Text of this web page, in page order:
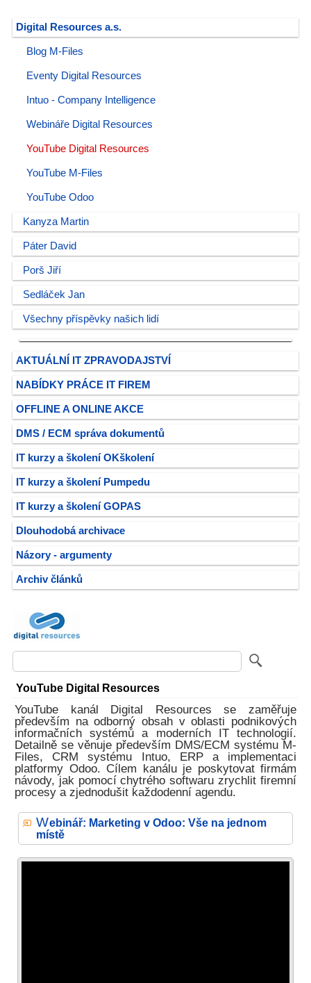
Digital Resources a.s.
Blog M-Files
Eventy Digital Resources
Intuo - Company Intelligence
Webináře Digital Resources
YouTube Digital Resources
YouTube M-Files
YouTube Odoo
Kanyza Martin
Páter David
Porš Jiří
Sedláček Jan
Všechny příspěvky našich lidí
AKTUÁLNÍ IT ZPRAVODAJSTVÍ
NABÍDKY PRÁCE IT FIREM
OFFLINE A ONLINE AKCE
DMS / ECM správa dokumentů
IT kurzy a školení OKškolení
IT kurzy a školení Pumpedu
IT kurzy a školení GOPAS
Dlouhodobá archivace
Názory - argumenty
Archiv článků
YouTube Digital Resources
YouTube kanál Digital Resources se zaměřuje
především na odborný obsah v oblasti podnikových
informačních systémů a moderních IT technologií.
Detailně se věnuje především DMS/ECM systému M-
Files, CRM systému Intuo, ERP a implementaci
platformy Odoo. Cílem kanálu je poskytovat firmám
návody, jak pomocí chytrého softwaru zrychlit firemní
procesy a zjednodušit každodenní agendu.
Webinář: Marketing v Odoo: Vše na jednom
místě